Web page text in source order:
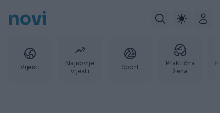
novi
Vijesti
Najnovije
vijesti
Sport
Praktična
žena